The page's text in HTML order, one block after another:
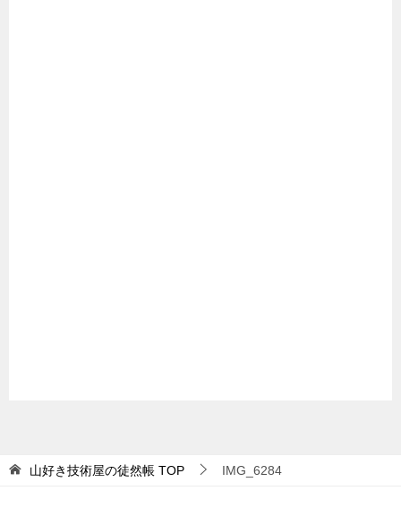
山好き技術屋の徒然帳 TOP IMG_6284